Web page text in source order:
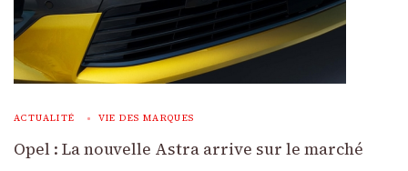
ACTUALITÉ VIE DES MARQUES
Opel : La nouvelle Astra arrive sur le marché